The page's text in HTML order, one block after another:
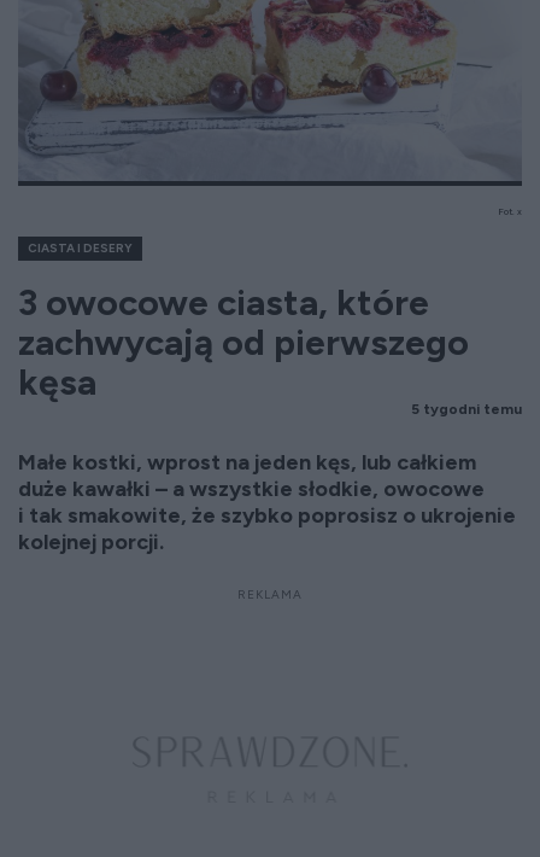
Fot. x
CIASTA I DESERY
3 owocowe ciasta, które
zachwycają od pierwszego
kęsa
5 tygodni temu
Małe kostki, wprost na jeden kęs, lub całkiem
duże kawałki – a wszystkie słodkie, owocowe
i tak smakowite, że szybko poprosisz o ukrojenie
kolejnej porcji.